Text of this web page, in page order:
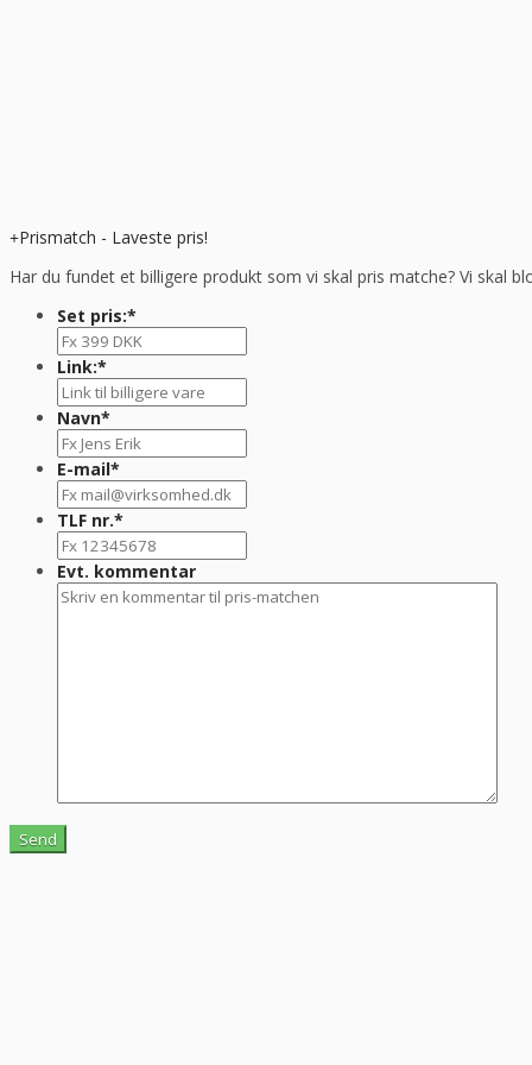
Prismatch - Laveste pris!
Har du fundet et billigere produkt som vi skal pris matche? Vi skal
Set pris:*
Link:*
Navn*
E-mail*
TLF nr.*
Evt. kommentar